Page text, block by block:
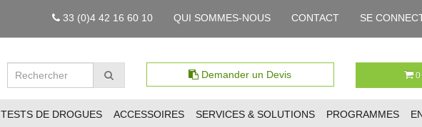
33 (0)4 42 16 60 10 QUI SOMMES-NOUS CONTACT SE
Demander un Devis 0
TESTS DE DROGUES ACCESSOIRES SERVICES & SOLUTIONS PROGRAMMES